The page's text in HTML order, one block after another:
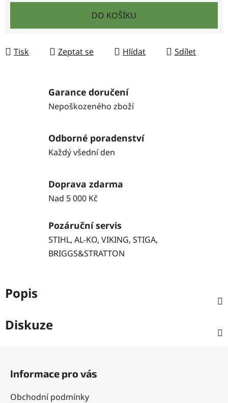
DO KOŠÍKU
Tisk Zeptat se Hlídat Sdílet
Garance doručení
Nepoškozeného zboží
Odborné poradenství
Každý všední den
Doprava zdarma
Nad 5 000 Kč
Pozáruční servis
STIHL, AL-KO, VIKING, STIGA,
BRIGGS&STRATTON
Popis
Diskuze
Informace pro vás
Obchodní podmínky